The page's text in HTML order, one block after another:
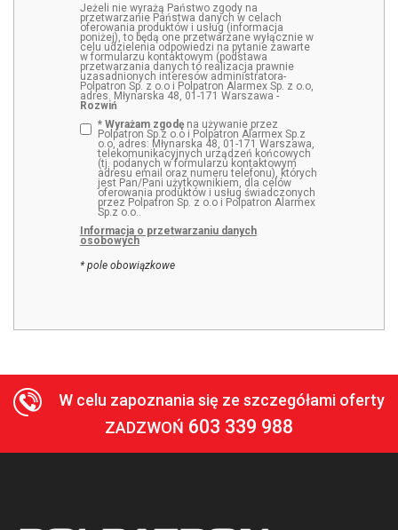
Jeżeli nie wyrażą Państwo zgody na
przetwarzanie Państwa danych w celach
oferowania produktów i usług (informacja
poniżej), to będą one przetwarzane wyłącznie w
celu udzielenia odpowiedzi na pytanie zawarte
w formularzu kontaktowym (podstawa
przetwarzania danych to realizacja prawnie
uzasadnionych interesów administratora-
Polpatron Sp. z o.o i Polpatron Alarmex Sp. z o.o,
adres. Młynarska 48, 01-171 Warszawa -
Rozwiń
* Wyrażam zgodęna używanie przez
Polpatron Sp.z o.o i Polpatron Alarmex Sp.z
o.o, adres: Młynarska 48, 01-171 Warszawa,
telekomunikacyjnych urządzeń końcowych
(tj. podanych w formularzu kontaktowym
adresu email oraz numeru telefonu), których
jest Pan/Pani użytkownikiem, dla celów
oferowania produktów i usług świadczonych
przez Polpatron Sp. z o.o i Polpatron Alarmex
Sp.z o.o..
Informacja o przetwarzaniu danych
osobowych
* pole obowiązkowe
W celu zapoznania się ze szczegółami oferty
ZADZWOŃ 603 339 988